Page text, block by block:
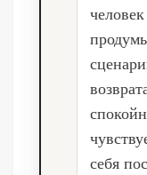
человек
себя